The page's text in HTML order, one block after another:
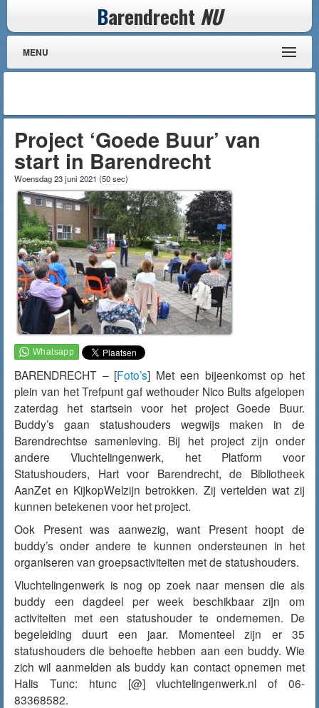
Barendrecht NU
MENU
Project ‘Goede Buur’ van
start in Barendrecht
Woensdag 23 juni 2021 (50 sec)
BARENDRECHT – [Foto’s] Met een bijeenkomst op het
plein van het Trefpunt gaf wethouder Nico Bults afgelopen
zaterdag
het startsein voor het project Goede Buur.
Buddy’s gaan statushouders wegwijs maken in de
Barendrechtse samenleving. Bij het project zijn onder
andereVluchtelingenwerk, het Platform voor
Statushouders, Hart voor Barendrecht, de Bibliotheek
AanZet en KijkopWelzijn betrokken. Zij vertelden wat zij
kunnen betekenen voor het project.
Ook Present was aanwezig, want Present hoopt de
buddy’s onder andere te kunnen ondersteunen in het
organiseren van groepsactiviteiten met de statushouders.
Vluchtelingenwerk is nog op zoek naar mensen die als
buddy een dagdeel per week beschikbaar zijnom
activiteiten met een statushouderte ondernemen. De
begeleiding duurt een jaar. Momenteel zijn er 35
statushouders die behoefte hebben aan een buddy. Wie
zich wil aanmelden als buddy kan contact opnemen met
Halis
Tunc: htunc [@] vluchtelingenwerk.nl of 06-
83368582.